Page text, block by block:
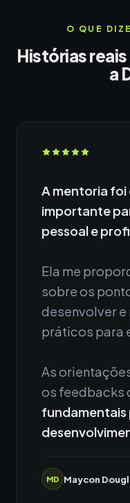
O QUE
Histórias
a
A mentoria
importante
pessoal e
Ela me
sobre os
desenvolver e
práticos para
As
os feedbacks
fundamentais
MD Maycon